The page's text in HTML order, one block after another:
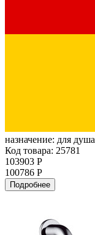
назначение: для душа
Код товара: 25781
103903 Р
100786 Р
Подробнее